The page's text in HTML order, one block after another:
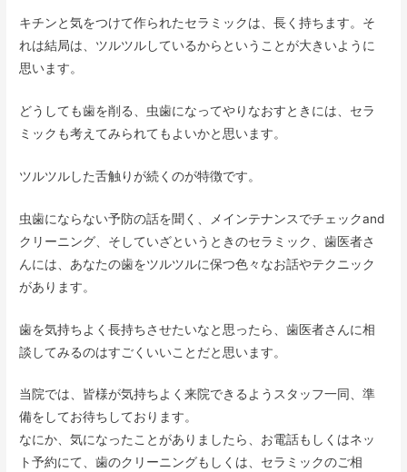
キチンと気をつけて作られたセラミックは、長く持ちます。そ
れは結局は、ツルツルしているからということが大きいように
思います。
どうしても歯を削る、虫歯になってやりなおすときには、セラ
ミックも考えてみられてもよいかと思います。
ツルツルした舌触りが続くのが特徴です。
虫歯にならない予防の話を聞く、メインテナンスでチェックand
クリーニング、そしていざというときのセラミック、歯医者さ
んには、あなたの歯をツルツルに保つ色々なお話やテクニック
があります。
歯を気持ちよく長持ちさせたいなと思ったら、歯医者さんに相
談してみるのはすごくいいことだと思います。
当院では、皆様が気持ちよく来院できるようスタッフ一同、準
備をしてお待ちしております。
なにか、気になったことがありましたら、お電話もしくはネッ
ト予約にて、歯のクリーニングもしくは、セラミックのご相